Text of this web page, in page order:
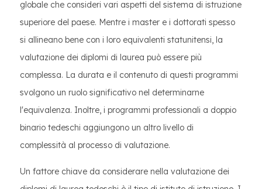
globale che consideri vari aspetti del sistema di istruzione
superiore del paese. Mentre i master e i dottorati spesso
si allineano bene con i loro equivalenti statunitensi, la
valutazione dei diplomi di laurea può essere più
complessa. La durata e il contenuto di questi programmi
svolgono un ruolo significativo nel determinarne
l'equivalenza. Inoltre, i programmi professionali a doppio
binario tedeschi aggiungono un altro livello di
complessità al processo di valutazione.
Un fattore chiave da considerare nella valutazione dei